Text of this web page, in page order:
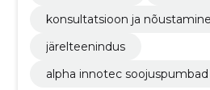
konsultatsioon ja nõustamine
järelteenindus
alpha innotec soojuspumbad